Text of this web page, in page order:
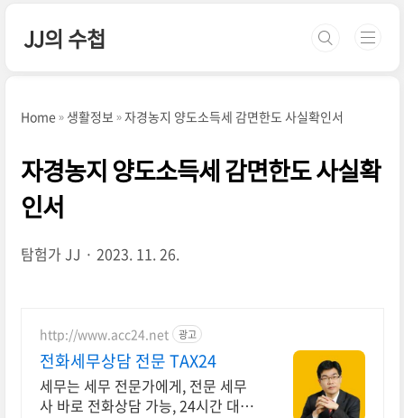
JJ의 수첩
Home 생활정보 자경농지 양도소득세 감면한도 사실확인서
자경농지 양도소득세 감면한도 사실확
인서
탐험가 JJ 2023. 11. 26.
http://www.acc24.net 광고
전화세무상담 전문 TAX24
세무는 세무 전문가에게, 전문 세무
사 바로 전화상담 가능, 24시간 대기